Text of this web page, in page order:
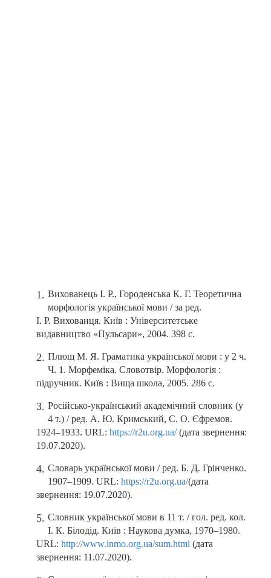
Вихованець І. Р., Городенська К. Г. Теоретична
морфологія української мови / за ред.
І. Р. Вихованця. Київ : Університетське
видавництво «Пульсари», 2004. 398 с.
Плющ М. Я. Граматика української мови : у 2 ч.
Ч. 1. Морфеміка. Словотвір. Морфологія :
підручник. Київ : Вища школа, 2005. 286 с.
Російсько-український академічний словник (у
4 т.) / ред. А. Ю. Кримський, С. О. Єфремов.
1924–1933. URL: https://r2u.org.ua/(дата звернення:
19.07.2020).
Словарь української мови / ред. Б. Д. Грінченко.
1907–1909. URL: https://r2u.org.ua/(дата
звернення: 19.07.2020).
Словник української мови в 11 т. / гол. ред. кол.
І. К. Білодід. Київ : Наукова думка, 1970–1980.
URL: http://www.inmo.org.ua/sum.html (дата
звернення: 11.07.2020).